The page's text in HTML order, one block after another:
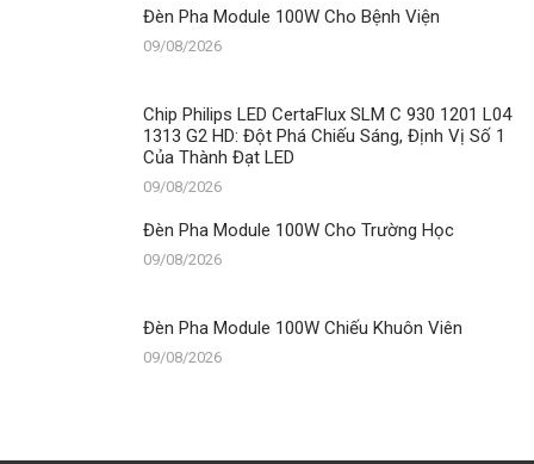
Đèn Pha Module 100W Cho Bệnh Viện
09/08/2026
Chip Philips LED CertaFlux SLM C 930 1201 L04
1313 G2 HD: Đột Phá Chiếu Sáng, Định Vị Số 1
Của Thành Đạt LED
09/08/2026
Đèn Pha Module 100W Cho Trường Học
09/08/2026
Đèn Pha Module 100W Chiếu Khuôn Viên
09/08/2026